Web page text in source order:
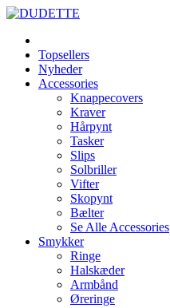
Topsellers
Nyheder
Accessories
Knappecovers
Kraver
Hårpynt
Tasker
Slips
Solbriller
Vifter
Skopynt
Bælter
Se Alle Accessories
Smykker
Ringe
Halskæder
Armbånd
Øreringe